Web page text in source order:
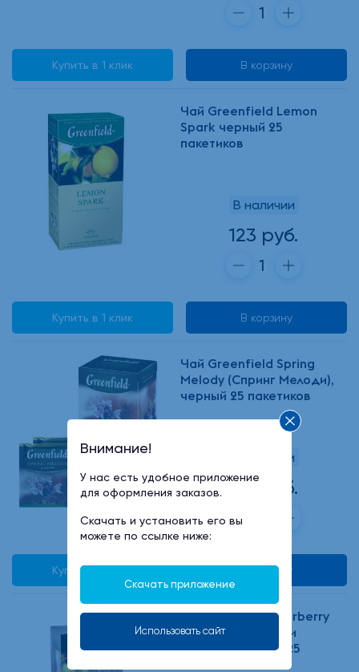
Купить в 1 клик В корзину
Чай Greenfield Lemon
Spark черный 25
пакетиков
В наличии
123 руб.
Купить в 1 клик В корзину
Чай Greenfield Spring
Melody (Спринг Мелоди),
черный 25 пакетиков
В наличии
123 руб.
Купить в 1 клик В корзину
Чай Greenfield Barberry
Garden (Барберри
Гарден), черный 25
Внимание!
У нас есть удобное приложение
для оформления заказов.
Скачать и установить его вы
можете по ссылке ниже:
Скачать приложение
Использовать сайт